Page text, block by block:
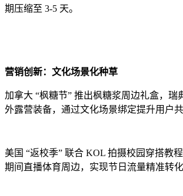
期压缩至 3-5 天。
营销创新：文化场景化种草
加拿大 “枫糖节” 推出枫糖浆周边礼盒，瑞
外露营装备，通过文化场景绑定提升用户共
美国 “返校季” 联合 KOL 拍摄校园穿搭教
期间直播体育周边，实现节日流量精准转化